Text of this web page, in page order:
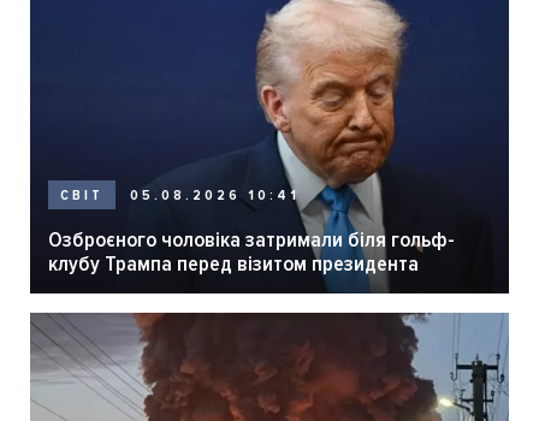
СВІТ 05.08.2026 10:41
Озброєного чоловіка затримали біля гольф-
клубу Трампа перед візитом президента